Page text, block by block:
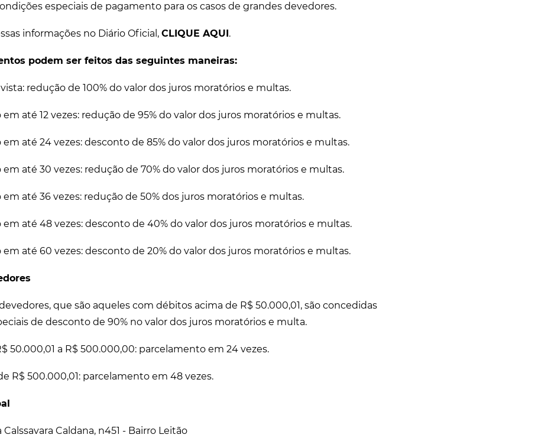
especiais de pagamento para os casos de grandes devedores.
informações no Diário Oficial, CLIQUE AQUI.
podem ser feitos das seguintes maneiras:
redução de 100% do valor dos juros moratórios e multas.
até 12 vezes: redução de 95% do valor dos juros moratórios e multas.
até 24 vezes: desconto de 85% do valor dos juros moratórios e multas.
até 30 vezes: redução de 70% do valor dos juros moratórios e multas.
até 36 vezes: redução de 50% dos juros moratórios e multas.
até 48 vezes: desconto de 40% do valor dos juros moratórios e multas.
até 60 vezes: desconto de 20% do valor dos juros moratórios e multas.
que são aqueles com débitos acima de R$ 50.000,01, são concedidas
de desconto de 90% no valor dos juros moratórios e multa.
50.000,01 a R$ 500.000,00: parcelamento em 24 vezes.
R$ 500.000,01: parcelamento em 48 vezes.
Caldana, n451 - Bairro Leitão